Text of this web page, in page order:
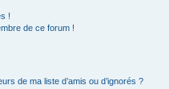
!
de ce forum !
de ma liste d’amis ou d’ignorés ?